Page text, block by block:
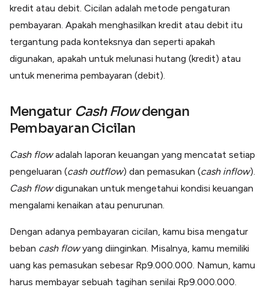
kredit atau debit. Cicilan adalah metode pengaturan
pembayaran. Apakah menghasilkan kredit atau debit itu
tergantung pada konteksnya dan seperti apakah
digunakan, apakah untuk melunasi hutang (kredit) atau
untuk menerima pembayaran (debit).
Mengatur Cash Flowdengan
Pembayaran Cicilan
Cash flowadalah laporan keuangan yang mencatat setiap
pengeluaran (cash outflow) dan pemasukan (cash inflow).
Cash flowdigunakan untuk mengetahui kondisi keuangan
mengalami kenaikan atau penurunan.
Dengan adanya pembayaran cicilan, kamu bisa mengatur
beban cash flowyang diinginkan. Misalnya, kamu memiliki
uang kas pemasukan sebesar Rp9.000.000. Namun, kamu
harus membayar sebuah tagihan senilai Rp9.000.000.